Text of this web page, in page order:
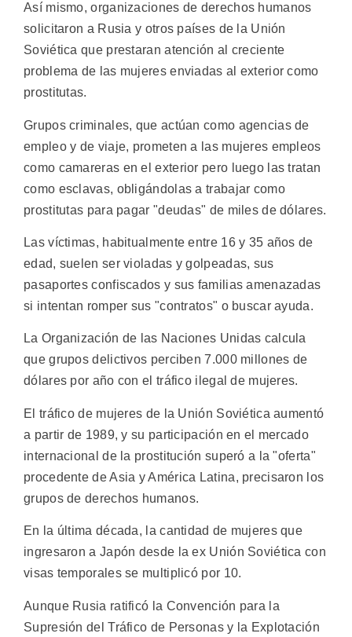
Así mismo, organizaciones de derechos humanos
solicitaron a Rusia y otros países de la Unión
Soviética que prestaran atención al creciente
problema de las mujeres enviadas al exterior como
prostitutas.
Grupos criminales, que actúan como agencias de
empleo y de viaje, prometen a las mujeres empleos
como camareras en el exterior pero luego las tratan
como esclavas, obligándolas a trabajar como
prostitutas para pagar "deudas" de miles de dólares.
Las víctimas, habitualmente entre 16 y 35 años de
edad, suelen ser violadas y golpeadas, sus
pasaportes confiscados y sus familias amenazadas
si intentan romper sus "contratos" o buscar ayuda.
La Organización de las Naciones Unidas calcula
que grupos delictivos perciben 7.000 millones de
dólares por año con el tráfico ilegal de mujeres.
El tráfico de mujeres de la Unión Soviética aumentó
a partir de 1989, y su participación en el mercado
internacional de la prostitución superó a la "oferta"
procedente de Asia y América Latina, precisaron los
grupos de derechos humanos.
En la última década, la cantidad de mujeres que
ingresaron a Japón desde la ex Unión Soviética con
visas temporales se multiplicó por 10.
Aunque Rusia ratificó la Convención para la
Supresión del Tráfico de Personas y la Explotación